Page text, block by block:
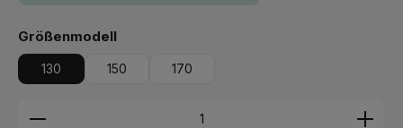
Größenmodellauswählen
130 150 170
Produkt Anzahl: Gib den gewünschten Wert ein